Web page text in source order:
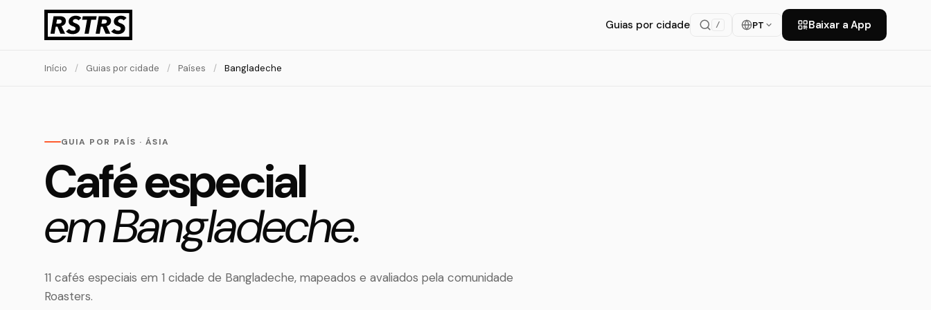
Guias por cidade / PT Baixar a App
Início / Guias por cidade / Países / Bangladeche
GUIA POR PAÍS · ÁSIA
Café especial
em Bangladeche.
11 cafés especiais em 1 cidade de Bangladeche, mapeados e avaliados pela comunidade
Roasters.